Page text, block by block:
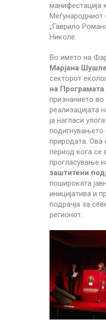
манифестација
Меѓународниот
„Гаврило
Николе.
Во името на
Марјана
секторот
на Програмата
признанието
реализацијата
ја нагласи
подигнувањето
природата. Ова
период кога се
прогласување
заштитени
пошироката
иницијатива и
подрачја за
регионот.